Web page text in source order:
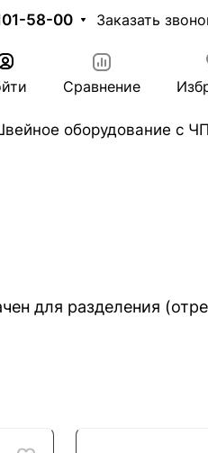
58-00 Заказать
Сравнение
оборудование с
для разделения